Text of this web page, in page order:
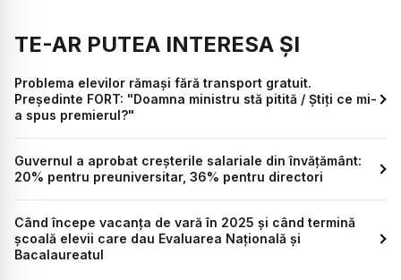
TE-AR PUTEA INTERESA ȘI
Problema elevilor rămași fără transport gratuit.
Președinte FORT: "Doamna ministru stă pitită / Știți ce mi-
a spus premierul?"
Guvernul a aprobat creşterile salariale din învăţământ:
20% pentru preuniversitar, 36% pentru directori
Când începe vacanța de vară în 2025 și când termină
școală elevii care dau Evaluarea Națională și
Bacalaureatul